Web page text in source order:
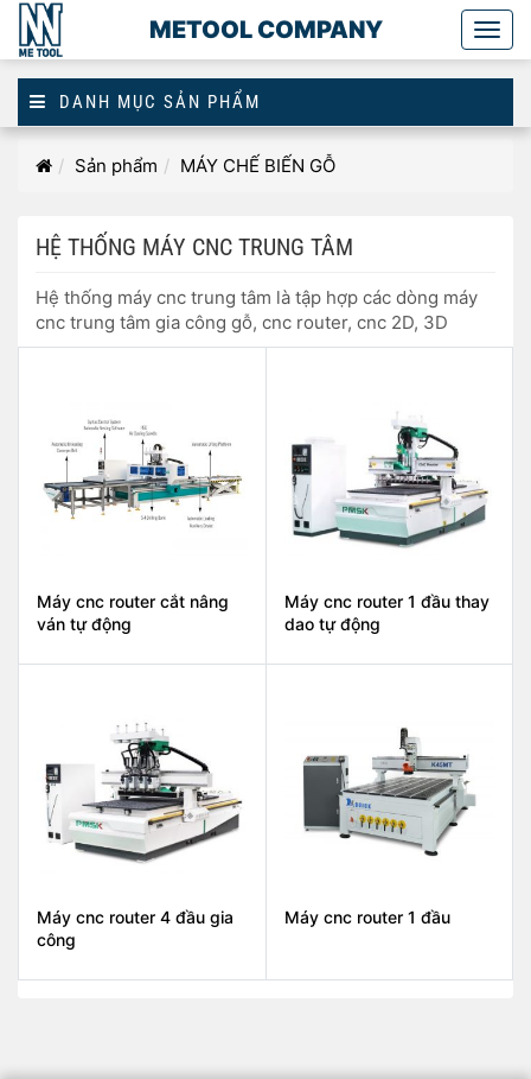
METOOL COMPANY
DANH MỤC SẢN PHẨM
TrangSản phẩm MÁY CHẾ BIẾN GỖ
cnc
trung
HỆ THỐNG MÁY CNC TRUNG TÂM
Hệ thống máy cnc trung tâm là tập hợp các dòng máy
cnc trung tâm gia công gỗ, cnc router, cnc 2D, 3D
Máy cnc router cắt nâng
ván tự động
Máy cnc router 1 đầu thay
dao tự động
Máy cnc router 4 đầu gia
công
Máy cnc router 1 đầu